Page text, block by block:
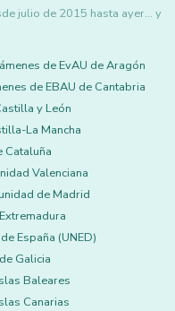
julio de 2015 hasta ayer... y
de EvAU de Aragón
de EBAU de Cantabria
y León
La Mancha
Cataluña
Valenciana
de Madrid
España (UNED)
Galicia
Baleares
Canarias